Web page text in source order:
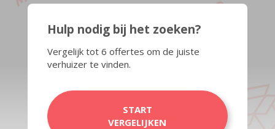
Hulp nodig bij het zoeken?
Vergelijk tot 6 offertes om de juiste
verhuizer te vinden.
START
VERGELIJKEN